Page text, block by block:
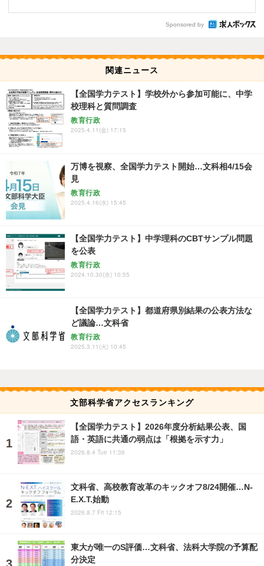
Sponsored by
関連ニュース
【全国学力テスト】学校外から参加可能に、中学
校理科と質問調査
教育行政
2025.4.11(金) 17:15
万博を視察、全国学力テスト開始…文科相4/15会
見
教育行政
2025.4.16(水) 15:45
【全国学力テスト】中学理科のCBTサンプル問題
を公表
教育行政
2024.10.30(水) 10:55
【全国学力テスト】都道府県別結果の公表方法な
ど議論…文科省
教育行政
2025.3.11(火) 10:45
文部科学省アクセスランキング
【全国学力テスト】2026年度分析結果公表、国
語・英語に共通の弱点は「根拠を示す力」
2026.8.4 Tue 11:36
文科省、高校教育改革のキックオフ8/24開催…N-
E.X.T.始動
2026.8.7 Fri 12:15
東大が唯一のS評価…文科省、法科大学院の予算配
分決定